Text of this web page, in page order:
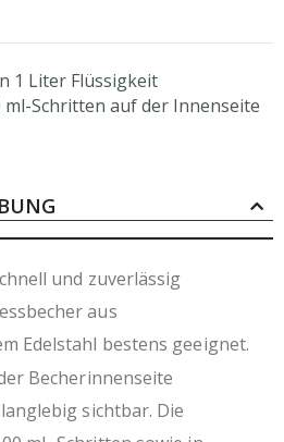
1 Liter Flüssigkeit
ml-Schritten auf der Innenseite
und zuverlässig
aus
Edelstahl bestens geeignet.
Becherinnenseite
sichtbar. Die